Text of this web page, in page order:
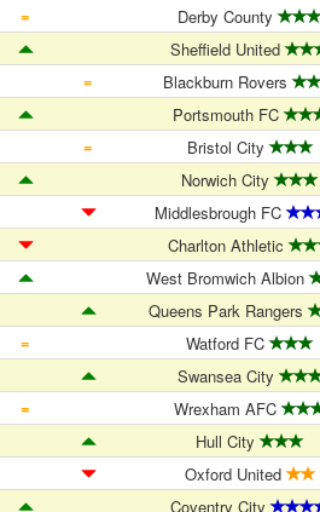
=
Derby County
Sheffield United
=
Blackburn Rovers
Portsmouth FC
=
Bristol City
Norwich City
Middlesbrough FC
Charlton Athletic
West Bromwich Albion
Queens Park Rangers
=
Watford FC
Swansea City
=
Wrexham AFC
Hull City
Oxford United
Coventry City